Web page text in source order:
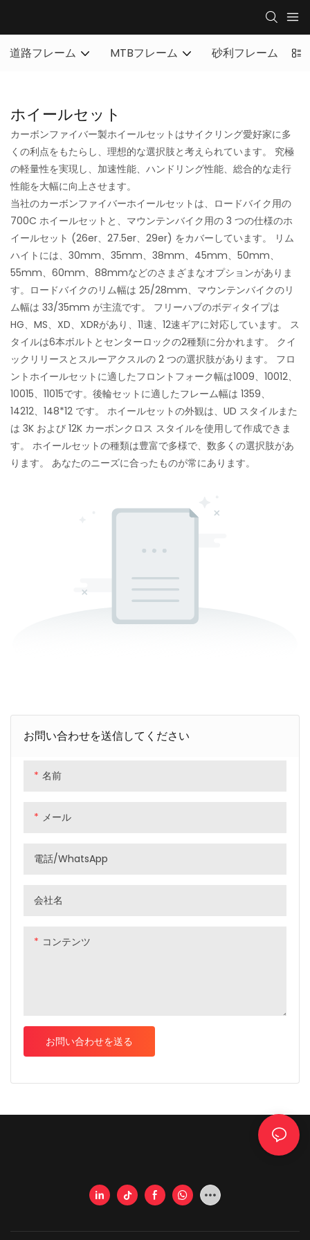
道路フレーム MTBフレーム 砂利フレーム
ホイールセット
カーボンファイバー製ホイールセットはサイクリング愛好家に多
くの利点をもたらし、理想的な選択肢と考えられています。 究極
の軽量性を実現し、加速性能、ハンドリング性能、総合的な走行
性能を大幅に向上させます。
当社のカーボンファイバーホイールセットは、ロードバイク用の
700C ホイールセットと、マウンテンバイク用の 3 つの仕様のホ
イールセット (26er、27.5er、29er) をカバーしています。 リム
ハイトには、30mm、35mm、38mm、45mm、50mm、
55mm、60mm、88mmなどのさまざまなオプションがありま
す。ロードバイクのリム幅は 25/28mm、マウンテンバイクのリ
ム幅は 33/35mm が主流です。 フリーハブのボディタイプは
HG、MS、XD、XDRがあり、11速、12速ギアに対応しています。 ス
タイルは6本ボルトとセンターロックの2種類に分かれます。 クイ
ックリリースとスルーアクスルの 2 つの選択肢があります。 フロ
ントホイールセットに適したフロントフォーク幅は1009、10012、
10015、11015です。後輪セットに適したフレーム幅は 1359、
14212、148*12 です。 ホイールセットの外観は、UD スタイルまた
は 3K および 12K カーボンクロス スタイルを使用して作成できま
す。 ホイールセットの種類は豊富で多様で、数多くの選択肢があ
ります。 あなたのニーズに合ったものが常にあります。
お問い合わせを送信してください
名前
メール
電話/WhatsApp
会社名
コンテンツ
お問い合わせを送る